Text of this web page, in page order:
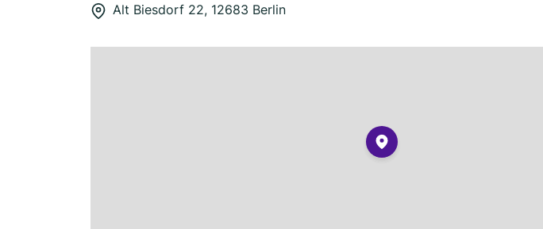
Alt Biesdorf 22, 12683 Berlin